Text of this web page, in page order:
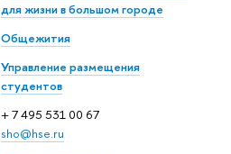
для жизни в большом городе
Общежития
Управление размещения
студентов
+ 7 495 531 00 67
sho@hse.ru